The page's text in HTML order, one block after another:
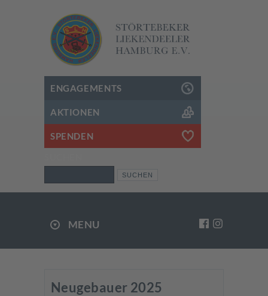
ENGAGEMENTS
AKTIONEN
SPENDEN
MENU
Neugebauer 2025